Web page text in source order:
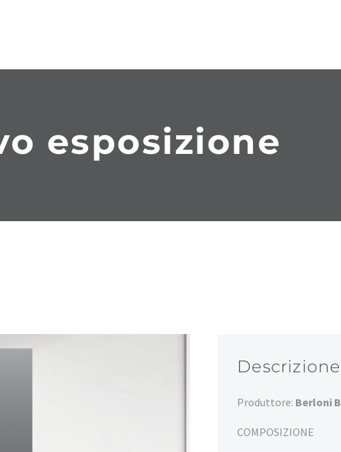
esposizione
Descrizione
Produttore: Berloni
COMPOSIZIONE